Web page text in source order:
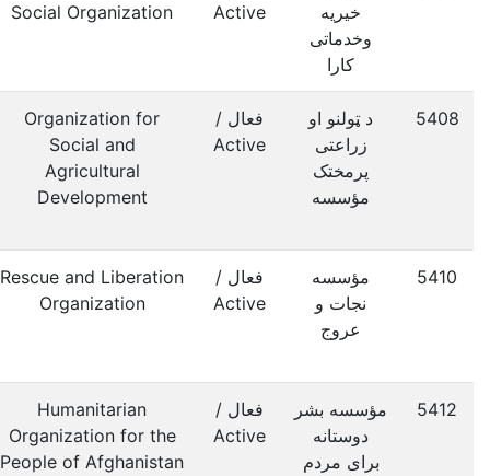
خیریه
وخدماتی
کارا
Active
Social Organization
5408
د ټولنو او
زراعتی
پرمختک
مؤسسه
فعال /
Active
Organization for
Social and
Agricultural
Development
5410
مؤسسه
نجات و
عروج
فعال /
Active
Rescue and Liberation
Organization
5412
مؤسسه بشر
دوستانه
برای مردم
فعال /
Active
Humanitarian
Organization for the
People of Afghanistan